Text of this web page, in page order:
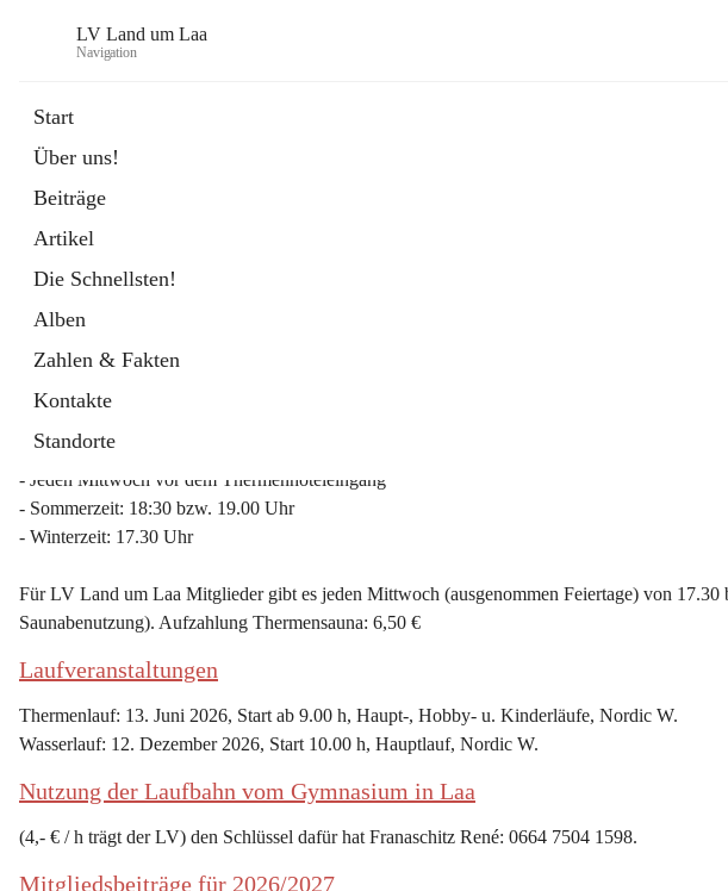
LV Land um Laa
Navigation
Start
Über uns!
Beiträge
Artikel
Die Schnellsten!
Alben
Zahlen & Fakten
Kontakte
Standorte
Mitgliederinfo 2026
Lauftreff
- Jeden Mittwoch vor dem Thermenhoteleingang
- Sommerzeit: 18:30 bzw. 19.00 Uhr
- Winterzeit: 17.30 Uhr
Für LV Land um Laa Mitglieder gibt es jeden Mittwoch (ausgenommen Feiertage) von
Saunabenutzung). Aufzahlung Thermensauna: 6,50 €
Laufveranstaltungen
Thermenlauf: 13. Juni 2026, Start ab 9.00 h, Haupt-, Hobby- u. Kinderläufe, Nordic W.
Wasserlauf: 12. Dezember 2026, Start 10.00 h, Hauptlauf, Nordic W.
Nutzung der Laufbahn vom Gymnasium in Laa
(4,- € / h trägt der LV) den Schlüssel dafür hat Franaschitz René: 0664 7504 1598.
Mitgliedsbeiträge für 2026/2027